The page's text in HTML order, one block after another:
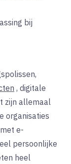
bij
, digitale
zijn allemaal
organisaties
e-
persoonlijke
heel